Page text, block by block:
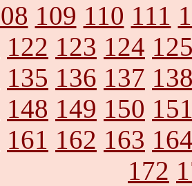
109 110 111
122 123 124
135 136 137
148 149 150
161 162 163
172